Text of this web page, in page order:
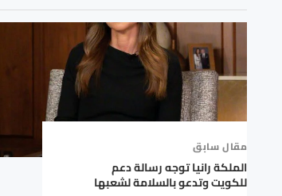
مقال سابق
الملكة رانيا توجه رسالة دعم
للكويت وتدعو بالسلامة لشعبها